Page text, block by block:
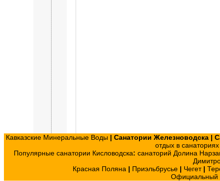
Кавказские Минеральные Воды | Санатории Железноводска |
отдых в
Популярные санатории Кисловодска: санаторий Долина
Красная Поляна | Приэльбрусье| Чегет|
Официальный